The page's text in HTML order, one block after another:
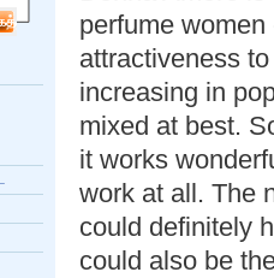
perfume
attractiveness
increasing in
mixed at best.
it works
work at all. The
could definitely
could also be